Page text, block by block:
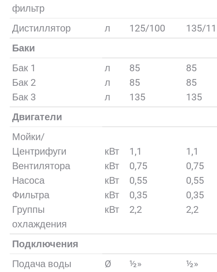
фильтр
Дистиллятор л 125/100
135/
Баки
Бак 1
Бак 2
Бак 3
л
л
л
85
85
135
85
85
135
Двигатели
Мойки/
Центрифуги
Вентилятора
Насоса
Фильтра
Группы
охлаждения
кВт
кВт
кВт
кВт
кВт
1,1
0,75
0,55
0,35
2,2
1,1
0,75
0,55
0,35
2,2
Подключения
Подача воды
Ø
½»
½»